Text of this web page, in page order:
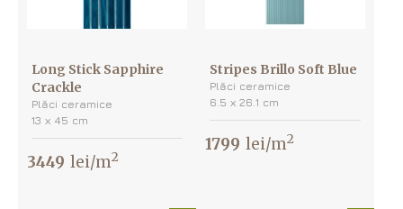
Long Stick Sapphire
Crackle
Plăci ceramice
13 х 45 cm
3449 lei/m2
Stripes Brillo Soft Blue
Plăci ceramice
6.5 х 26.1 cm
1799 lei/m2